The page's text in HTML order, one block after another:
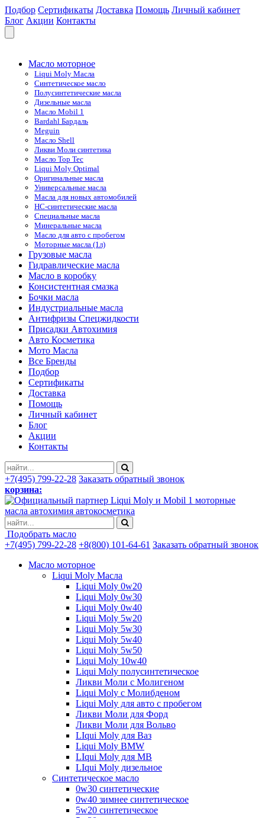
Подбор Сертификаты Доставка Помощь Личный кабинет
Блог Акции Контакты
Масло моторное
Liqui Moly Масла
Синтетическое масло
Полусинтетические масла
Дизельные масла
Масло Mobil 1
Bardahl Бардаль
Meguin
Масло Shell
Ликви Моли синтетика
Масло Top Tec
Liqui Moly Optimal
Оригинальные масла
Универсальные масла
Масла для новых автомобилей
HC-синтетические масла
Специальные масла
Минеральные масла
Масло для авто с пробегом
Моторные масла (1л)
Грузовые масла
Гидравлические масла
Масло в коробку
Консистентная смазка
Бочки масла
Индустриальные масла
Антифризы Спецжидкости
Присадки Автохимия
Авто Косметика
Мото Масла
Все Бренды
Подбор
Сертификаты
Доставка
Помощь
Личный кабинет
Блог
Акции
Контакты
+7(495) 799-22-28 Заказать обратный звонок
корзина:
моторные
масла автохимия автокосметика
Подобрать масло
+7(495) 799-22-28 +8(800) 101-64-61 Заказать обратный звонок
Масло моторное
Liqui Moly Масла
Liqui Moly 0w20
Liqui Moly 0w30
Liqui Moly 0w40
Liqui Moly 5w20
Liqui Moly 5w30
Liqui Moly 5w40
Liqui Moly 5w50
Liqui Moly 10w40
Liqui Moly полусинтетическое
Ликви Моли с Молигеном
Liqui Moly с Молибденом
Liqui Moly для авто с пробегом
Ликви Моли для Форд
Ликви Моли для Вольво
LIqui Moly для Ваз
Liqui Moly BMW
LIqui Moly для MB
LIqui Moly дизельное
Синтетическое масло
0w30 синтетические
0w40 зимнее синтетическое
5w20 синтетическое